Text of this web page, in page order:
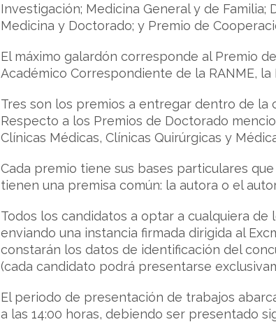
Investigación; Medicina General y de
Medicina y Doctorado; y Premio de
El máximo galardón corresponde al Premio
Académico Correspondiente de la RANME,
Tres son los premios a entregar dentro de la
Respecto a los Premios de Doctorado
Clínicas Médicas, Clínicas Quirúrgicas y
Cada premio tiene sus bases particulares
tienen una premisa común: la autora o el
Todos los candidatos a optar a cualquiera
enviando una instancia firmada dirigida al
constarán los datos de identificación del
(cada candidato podrá presentarse
El periodo de presentación de trabajos
a las 14:00 horas, debiendo ser presentado